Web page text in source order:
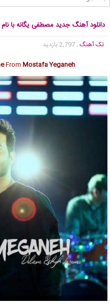
دانلود آهنگ جدید مصطفی یگانه با
تک آهنگ , 2,797 بازدید
From Mostafa Yeganeh